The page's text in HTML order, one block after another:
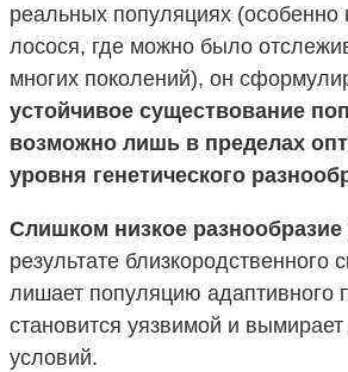
реальных популяциях (особенно
лосося, где можно было
многих поколений), он
устойчивое существование
возможно лишь в пределах
уровня генетического
Слишком низкое разнообразие
результате близкородственного
лишает популяцию адаптивного
становится уязвимой и
условий.